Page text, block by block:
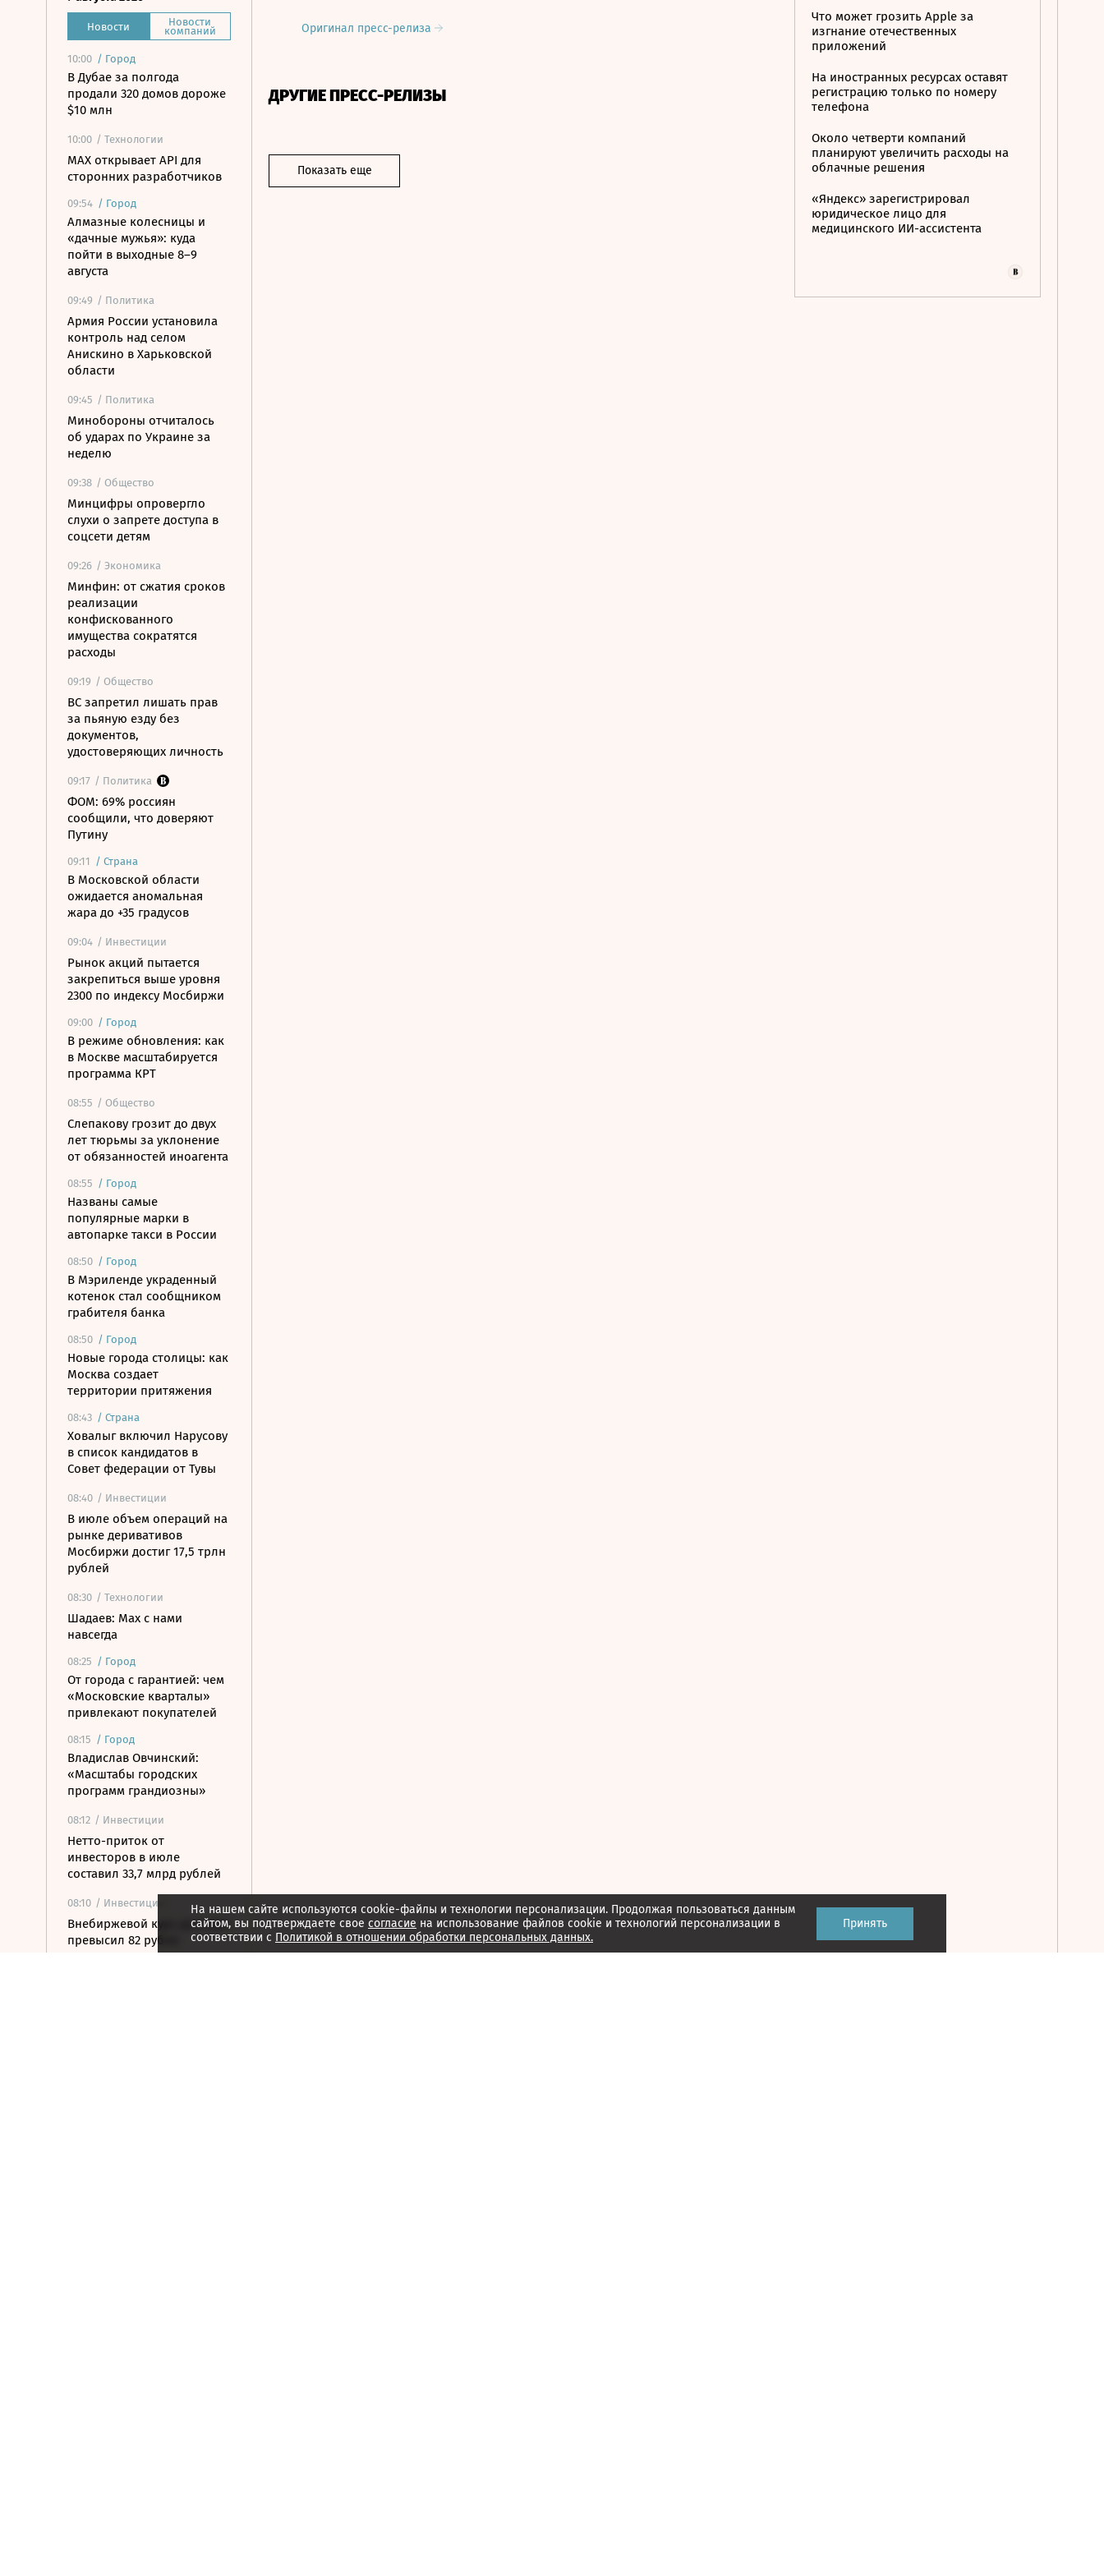
Новости Новости
компаний
10:00 / Город
В Дубае за полгода
продали 320 домов дороже
$10 млн
10:00 / Технологии
MAX открывает API для
сторонних разработчиков
09:54 / Город
Алмазные колесницы и
«дачные мужья»: куда
пойти в выходные 8–9
августа
09:49 / Политика
Армия России установила
контроль над селом
Анискино в Харьковской
области
09:45 / Политика
Минобороны отчиталось
об ударах по Украине за
неделю
09:38 / Общество
Минцифры опровергло
слухи о запрете доступа в
соцсети детям
09:26 / Экономика
Минфин: от сжатия сроков
реализации
конфискованного
имущества сократятся
расходы
09:19 / Общество
ВС запретил лишать прав
за пьяную езду без
документов,
удостоверяющих личность
09:17 / Политика
ФОМ: 69% россиян
сообщили, что доверяют
Путину
09:11 / Страна
В Московской области
ожидается аномальная
жара до +35 градусов
09:04 / Инвестиции
Рынок акций пытается
закрепиться выше уровня
2300 по индексу Мосбиржи
09:00 / Город
В режиме обновления: как
в Москве масштабируется
программа КРТ
08:55 / Общество
Слепакову грозит до двух
лет тюрьмы за уклонение
от обязанностей иноагента
08:55 / Город
Названы самые
популярные марки в
автопарке такси в России
08:50 / Город
В Мэриленде украденный
котенок стал сообщником
грабителя банка
08:50 / Город
Новые города столицы: как
Москва создает
территории притяжения
08:43 / Страна
Ховалыг включил Нарусову
в список кандидатов в
Совет федерации от Тувы
08:40 / Инвестиции
В июле объем операций на
рынке деривативов
Мосбиржи достиг 17,5 трлн
рублей
08:30 / Технологии
Шадаев: Max с нами
навсегда
08:25 / Город
От города с гарантией: чем
«Московские кварталы»
привлекают покупателей
08:15 / Город
Владислав Овчинский:
«Масштабы городских
программ грандиозны»
08:12 / Инвестиции
Нетто-приток от
инвесторов в июле
составил 33,7 млрд рублей
08:10 / Инвестиции
Внебиржевой курс доллара
превысил 82 рубля
впервые с марта
Оригинал пресс-релиза
ДРУГИЕ ПРЕСС-РЕЛИЗЫ
Показать еще
Что может грозить Apple за
изгнание отечественных
приложений
На иностранных ресурсах оставят
регистрацию только по номеру
телефона
Около четверти компаний
планируют увеличить расходы на
облачные решения
«Яндекс» зарегистрировал
юридическое лицо для
медицинского ИИ-ассистента
На нашем сайте используются cookie-файлы и технологии персонализации. Продолжая пользоваться данным
сайтом, вы подтверждаете свое согласие на использование файлов cookie и технологий персонализации в
соответствии с Политикой в отношении обработки персональных данных.
Принять